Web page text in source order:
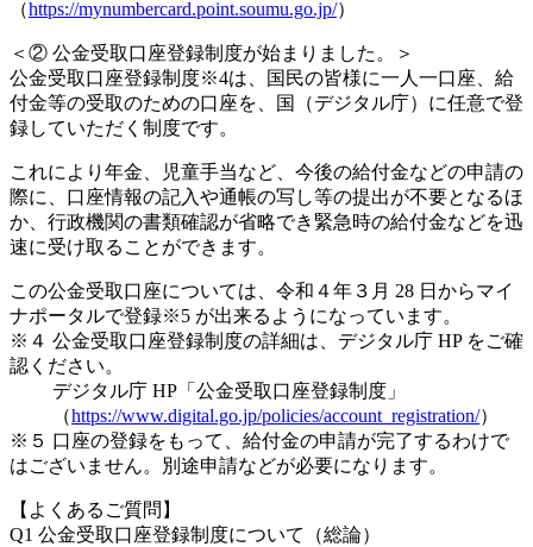
（https://mynumbercard.point.soumu.go.jp/）
＜② 公金受取口座登録制度が始まりました。＞
公金受取口座登録制度※4は、国民の皆様に一人一口座、給
付金等の受取のための口座を、国（デジタル庁）に任意で登
録していただく制度です。
これにより年金、児童手当など、今後の給付金などの申請の
際に、口座情報の記入や通帳の写し等の提出が不要となるほ
か、行政機関の書類確認が省略でき緊急時の給付金などを迅
速に受け取ることができます。
この公金受取口座については、令和４年３月 28 日からマイ
ナポータルで登録※5 が出来るようになっています。
※４ 公金受取口座登録制度の詳細は、デジタル庁 HP をご確
認ください。
デジタル庁 HP「公金受取口座登録制度」
（https://www.digital.go.jp/policies/account_registration/）
※５ 口座の登録をもって、給付金の申請が完了するわけで
はございません。別途申請などが必要になります。
【よくあるご質問】
Q1 公金受取口座登録制度について（総論）